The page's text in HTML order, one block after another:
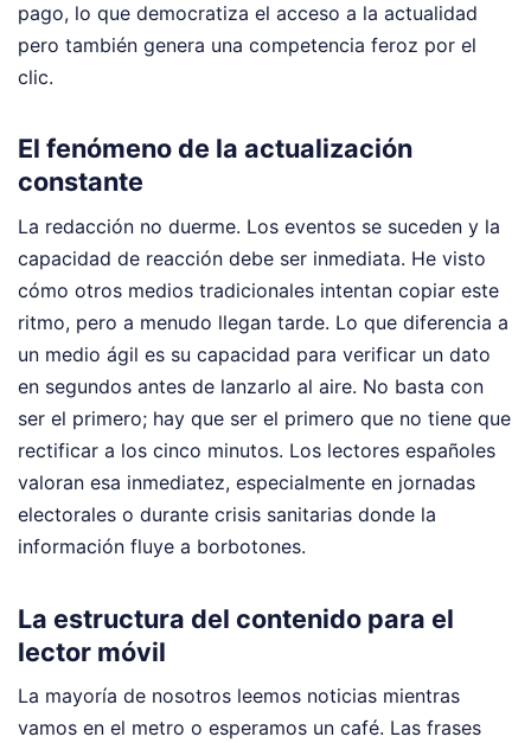
pago, lo que democratiza el acceso a la actualidad
pero también genera una competencia feroz por el
clic.
El fenómeno de la actualización
constante
La redacción no duerme. Los eventos se suceden y la
capacidad de reacción debe ser inmediata. He visto
cómo otros medios tradicionales intentan copiar este
ritmo, pero a menudo llegan tarde. Lo que diferencia a
un medio ágil es su capacidad para verificar un dato
en segundos antes de lanzarlo al aire. No basta con
ser el primero; hay que ser el primero que no tiene que
rectificar a los cinco minutos. Los lectores españoles
valoran esa inmediatez, especialmente en jornadas
electorales o durante crisis sanitarias donde la
información fluye a borbotones.
La estructura del contenido para el
lector móvil
La mayoría de nosotros leemos noticias mientras
vamos en el metro o esperamos un café. Las frases